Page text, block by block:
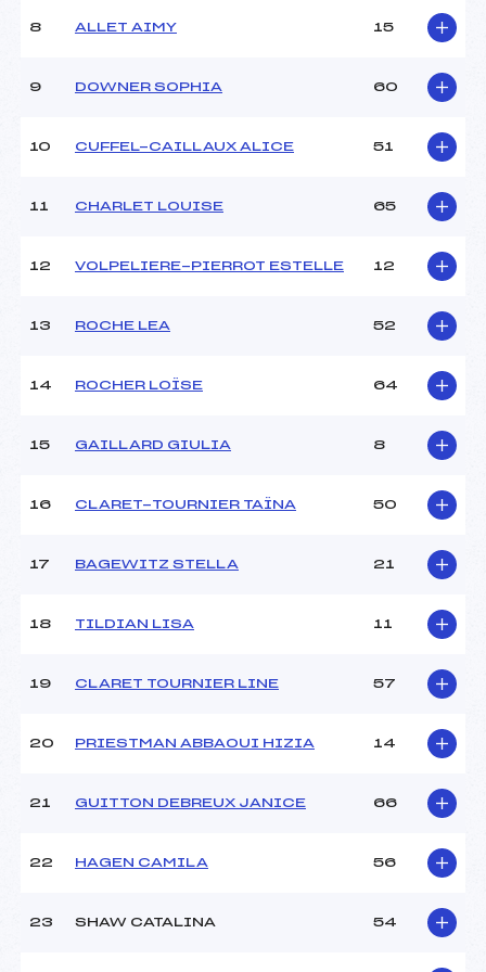
Ouvreurs D :
Météo :
Nombre de portes :
Traceur :
Ouvreurs C :
Ouvreurs E :
Pénalité appliquée :
8 ALLET AIMY 15
9 DOWNER SOPHIA 60
10 CUFFEL-CAILLAUX ALICE 51
11 CHARLET LOUISE 65
12 VOLPELIERE-PIERROT ESTELLE 12
13 ROCHE LEA 52
14 ROCHER LOÏSE 64
15 GAILLARD GIULIA 8
16 CLARET-TOURNIER TAÏNA 50
17 BAGEWITZ STELLA 21
18 TILDIAN LISA 11
19 CLARET TOURNIER LINE 57
20 PRIESTMAN ABBAOUI HIZIA 14
21 GUITTON DEBREUX JANICE 66
22 HAGEN CAMILA 56
23 SHAW CATALINA 54